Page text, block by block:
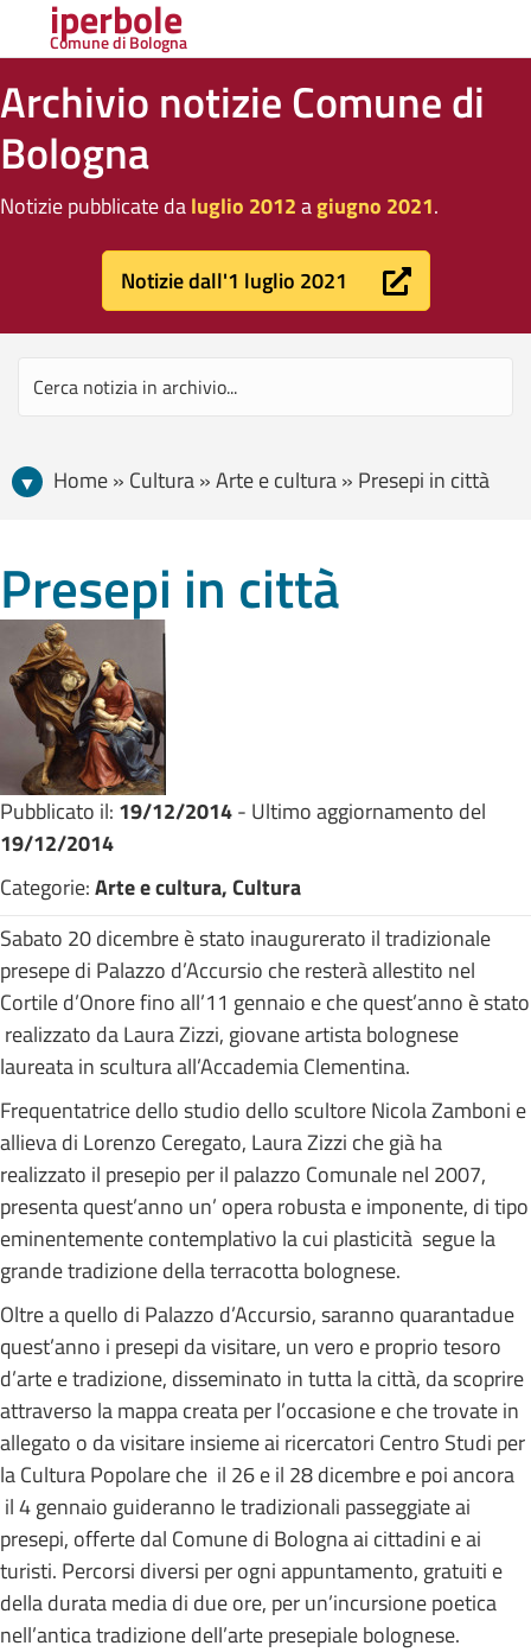
iperbole
Comune di Bologna
Archivio notizie Comune di
Bologna
Notizie pubblicate daluglio 2012agiugno 2021.
Notizie dall'1 luglio 2021
Home » Cultura » Arte e cultura » Presepi in città
Presepi in città
Pubblicato il: 19/12/2014- Ultimo aggiornamento del
19/12/2014
Categorie:Arte e cultura, Cultura
Sabato 20 dicembre è stato inaugurerato il tradizionale
presepe di Palazzo d’Accursio che resterà allestito nel
Cortile d’Onore fino all’11 gennaio e che quest’anno è stato
realizzato da Laura Zizzi, giovane artista bolognese
laureata in scultura all’Accademia Clementina.
Frequentatrice dello studio dello scultore Nicola Zamboni e
allieva di Lorenzo Ceregato, Laura Zizzi che già ha
realizzato il presepio per il palazzo Comunale nel 2007,
presenta quest’anno un’ opera robusta e imponente, di tipo
eminentemente contemplativo la cui plasticità segue la
grande tradizione della terracotta bolognese.
Oltre a quello di Palazzo d’Accursio, saranno quarantadue
quest’anno i presepi da visitare, un vero e proprio tesoro
d’arte e tradizione, disseminato in tutta la città, da scoprire
attraverso la mappa creata per l’occasione e che trovate in
allegato o da visitare insieme ai ricercatori Centro Studi per
la Cultura Popolare che il 26 e il 28 dicembre e poi ancora
il 4 gennaio guideranno le tradizionali passeggiate ai
presepi, offerte dal Comune di Bologna ai cittadini e ai
turisti. Percorsi diversi per ogni appuntamento, gratuiti e
della durata media di due ore, per un’incursione poetica
nell’antica tradizione dell’arte presepiale bolognese.